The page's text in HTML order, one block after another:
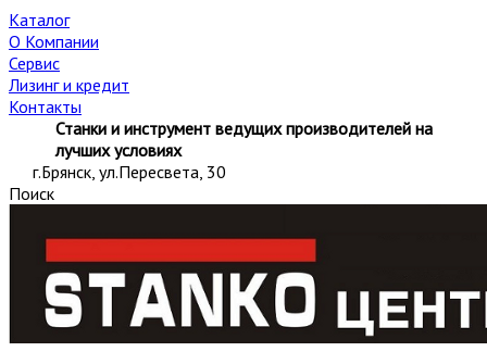
Каталог
О Компании
Сервис
Лизинг и кредит
Контакты
Станки и инструмент ведущих производителей на
лучших условиях
г.Брянск, ул.Пересвета, 30
Поиск